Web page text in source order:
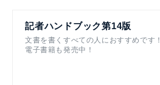
記者ハンドブック第14版
文書を書くすべての人におすすめです！
電子書籍も発売中！